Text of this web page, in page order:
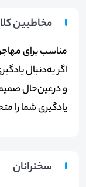
مخاطبین
مناسب برای
اگر به‌دنبال
و درعین‌حال
یادگیری شما را
سخنرانان